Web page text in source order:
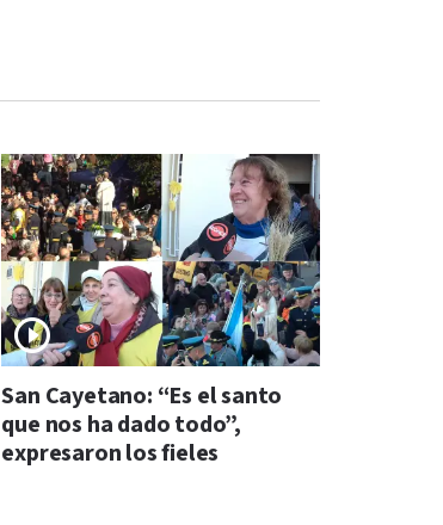
San Cayetano: “Es el santo
que nos ha dado todo”,
expresaron los fieles